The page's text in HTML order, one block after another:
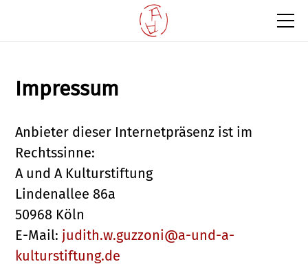
Impressum
Anbieter dieser Internetpräsenz ist im
Rechtssinne:
A und A Kulturstiftung
Lindenallee 86a
50968 Köln
E-Mail: judith.w.guzzoni@a-und-a-
kulturstiftung.de